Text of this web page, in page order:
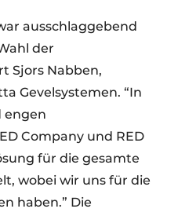
ausschlaggebend
der
Sjors Nabben,
Gevelsystemen. “In
engen
Company und RED
für die gesamte
wobei wir uns für die
haben.” Die